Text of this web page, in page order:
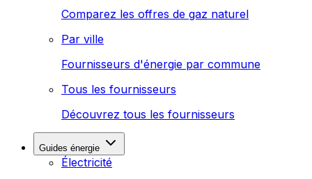
Comparez les offres de gaz naturel
Par ville
Fournisseurs d'énergie par commune
Tous les fournisseurs
Découvrez tous les fournisseurs
Guides énergie
Électricité